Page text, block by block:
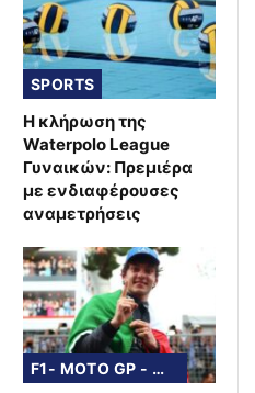
SPORTS
Η κλήρωση της
Waterpolo League
Γυναικών: Πρεμιέρα
με ενδιαφέρουσες
αναμετρήσεις
F1- MOTO GP - WRC